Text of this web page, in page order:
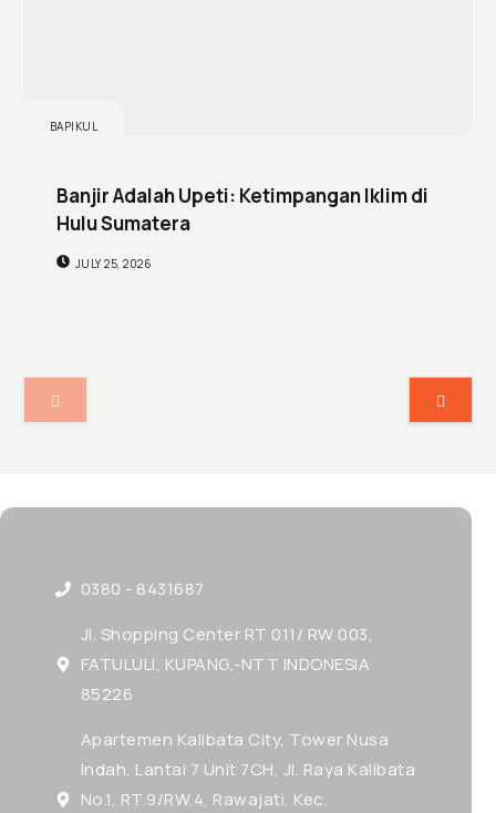
BAPIKUL
Banjir Adalah Upeti: Ketimpangan Iklim di
Hulu Sumatera
JULY 25, 2026
0380 - 8431687
Jl. Shopping Center RT 011/ RW 003,
FATULULI, KUPANG,-NTT INDONESIA
85226
Apartemen Kalibata City, Tower Nusa
Indah, Lantai 7 Unit 7CH, Jl. Raya Kalibata
No.1, RT.9/RW.4, Rawajati, Kec.